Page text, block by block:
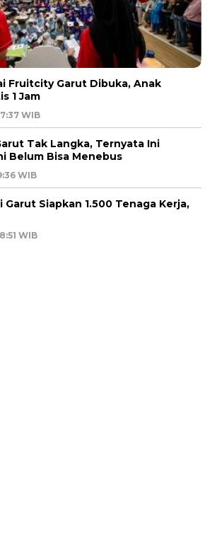
Fruitcity Garut Dibuka, Anak
1 Jam
WIB
Tak Langka, Ternyata Ini
Belum Bisa Menebus
WIB
Garut Siapkan 1.500 Tenaga Kerja,
WIB